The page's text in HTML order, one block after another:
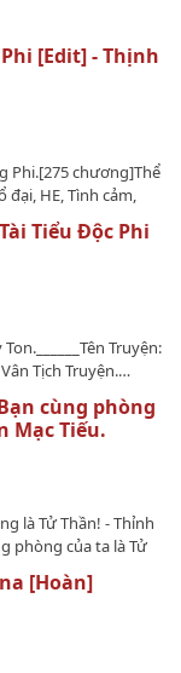
[Edit] - Thịnh
Phi.[275 chương]Thể
đại, HE, Tình cảm,
hầu tước.Edit: Team
Hoàng Thái phiVĂN
ba thế lực. Thế gia,
nhường ai.Kiếp
vô vàn sủng ái, lại
ẩn nhẫn và hiền
sống lâu được.Đời
nhất chi độc
phản công
chi độc tú (一枝
thành ngữ Trung
xuất chúng.Lịch up
sáu hàng tuần.…
Tiểu Độc Phi
Truyện:
Tịch Truyện.…
cùng phòng
Mạc Tiếu.
là Tử Thần! - Thỉnh
phòng của ta là Tử
là Tử Thần!Tác giả:
Hiện đại, linh dị
mây mây...Tình
ngoại tổng 248c (Đã
[Hoàn]